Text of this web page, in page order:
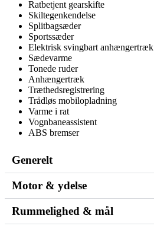
Ratbetjent gearskifte
Skiltegenkendelse
Splitbagsæder
Sportssæder
Elektrisk svingbart anhængertræk
Sædevarme
Tonede ruder
Anhængertræk
Træthedsregistrering
Trådløs mobilopladning
Varme i rat
Vognbaneassistent
ABS bremser
Generelt
Motor & ydelse
Rummelighed & mål